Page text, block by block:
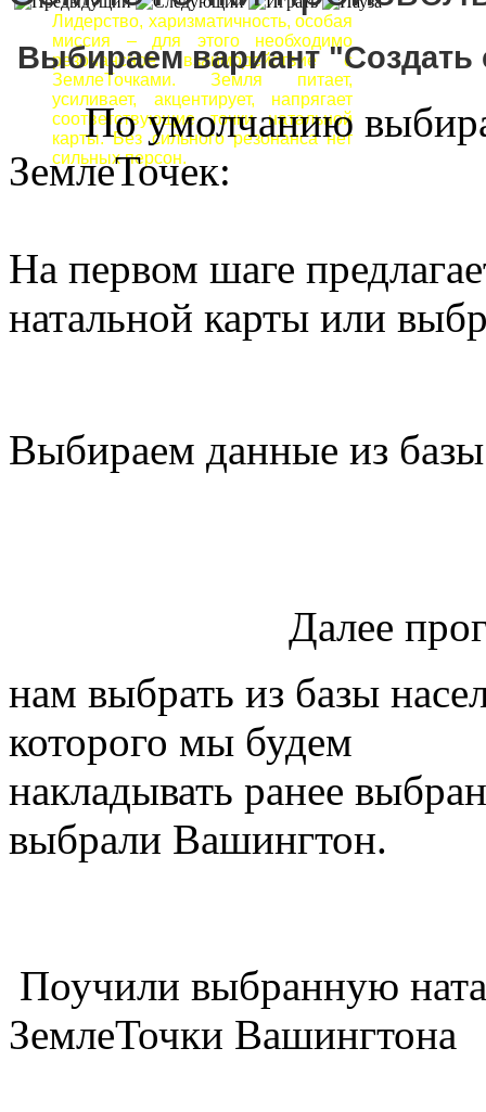
Лидерство, харизматичность, особая
миссия – для этого необходимо
резонансное взаимодействие с
ЗемлеТочками. Земля питает,
усиливает, акцентирует, напрягает
соответствующие точки натальной
карты. Без сильного резонанса нет
сильных персон.
Выбираем вариант
По умолчанию
ЗемлеТочек:
На первом шаге
натальной карты или
Выбираем данные из
Далее
нам выбрать из базы
которого мы будем
накладывать ранее
выбрали Вашингтон.
Поучили выбранную
ЗемлеТочки Вашингтона